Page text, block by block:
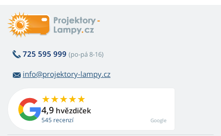
725 595 999 (po-pá 8-16)
info@projektory-lampy.cz
4,9 hvězdiček
545 recenzí Google